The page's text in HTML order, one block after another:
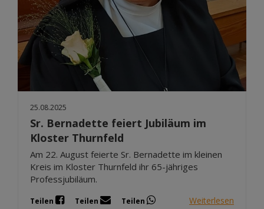
25.08.2025
Sr. Bernadette feiert Jubiläum im
Kloster Thurnfeld
Am 22. August feierte Sr. Bernadette im kleinen
Kreis im Kloster Thurnfeld ihr 65-jähriges
Professjubiläum.
Teilen Teilen Teilen Weiterlesen